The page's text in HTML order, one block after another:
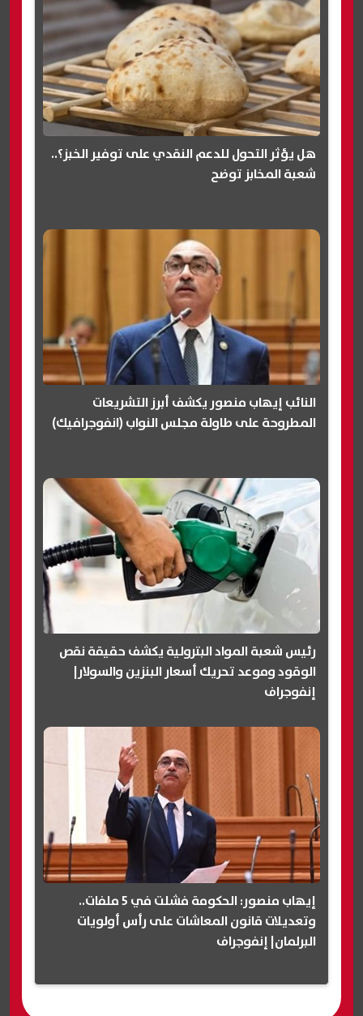
هل يؤثر التحول للدعم النقدي على توفير الخبز؟..
شعبة المخابز توضح
النائب إيهاب منصور يكشف أبرز التشريعات
المطروحة على طاولة مجلس النواب (انفوجرافيك)
رئيس شعبة المواد البترولية يكشف حقيقة نقص
الوقود وموعد تحريك أسعار البنزين والسولار|
إنفوجراف
إيهاب منصور: الحكومة فشلت في 5 ملفات..
وتعديلات قانون المعاشات على رأس أولويات
البرلمان| إنفوجراف